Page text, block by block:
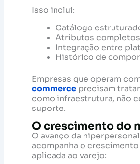
Isso inclui:
Catálogo
Atributos
Integração entre
Histórico de
Empresas que operam com
commerceprecisam
como infraestrutura, não
suporte.
O crescimento do
O avanço da
acompanha o crescimento
aplicada ao varejo: